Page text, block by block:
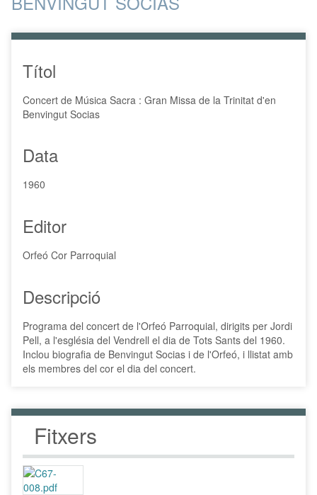
Títol
Concert de Música Sacra : Gran Missa de la Trinitat d'en
Benvingut Socias
Data
1960
Editor
Orfeó Cor Parroquial
Descripció
Programa del concert de l'Orfeó Parroquial, dirigits per Jordi
Pell, a l'església del Vendrell el dia de Tots Sants del 1960.
Inclou biografia de Benvingut Socias i de l'Orfeó, i llistat amb
els membres del cor el dia del concert.
Fitxers